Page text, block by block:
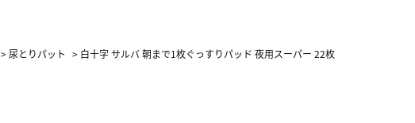
> 尿とりパット > 白十字 サルバ 朝まで1枚ぐっすりパッド 夜用スーパー 22枚